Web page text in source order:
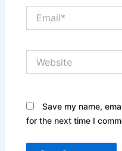
Save my name,
for the next time I